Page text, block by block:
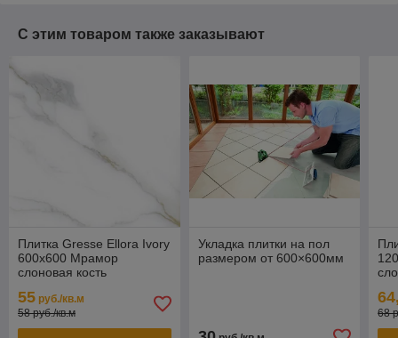
С этим товаром также заказывают
Плитка Gresse Ellora Ivory
600х600 Мрамор
слоновая кость
55 руб./кв.м
58 руб./кв.м
Укладка плитки на пол
размером от 600×600мм
68